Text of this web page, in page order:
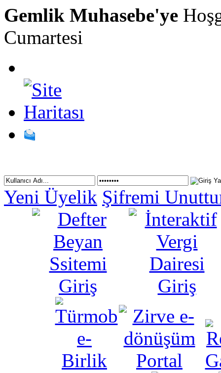
Gemlik Muhasebe'ye
Cumartesi
Yeni Üyelik Şifremi